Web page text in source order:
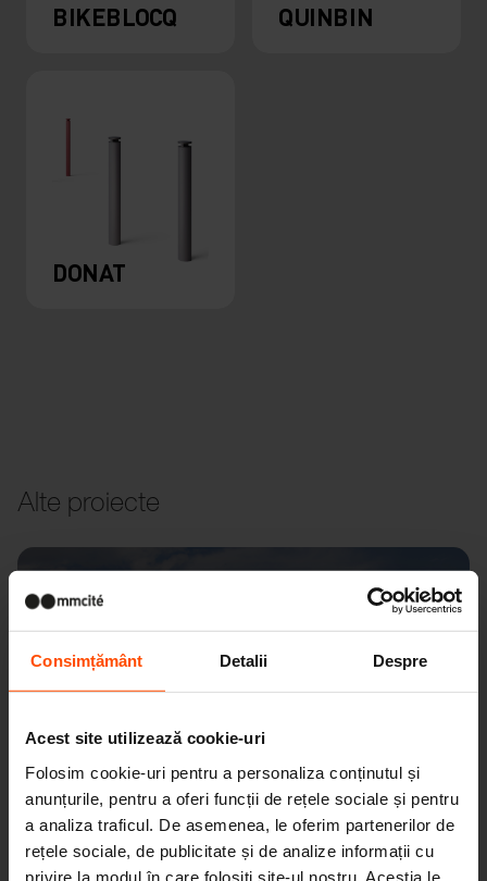
Consimțământ Detalii Despre
Acest site utilizează cookie-uri
Folosim cookie-uri pentru a personaliza conținutul și
anunțurile, pentru a oferi funcții de rețele sociale și pentru
a analiza traficul. De asemenea, le oferim partenerilor de
rețele sociale, de publicitate și de analize informații cu
privire la modul în care folosiți site-ul nostru. Aceștia le
BIKEBLOCQ QUINBIN
DONAT
Alte proiecte
Wien – Donauterasse